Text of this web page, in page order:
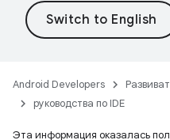
Android Developers
руководства по IDE
Эта информация оказалась